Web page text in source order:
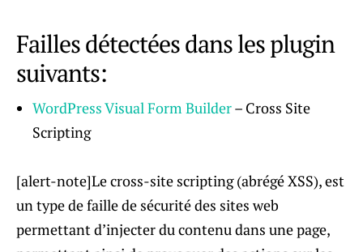
Failles détectées dans les plugin
suivants:
WordPress Visual Form Builder– Cross Site
Scripting
[alert-note]Le cross-site scripting (abrégé XSS), est
un type de faille de sécurité des sites web
permettant d’injecter du contenu dans une page,